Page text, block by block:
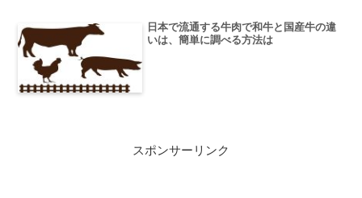
日本で流通する牛肉で和牛と国産牛の違
いは、簡単に調べる方法は
スポンサーリンク